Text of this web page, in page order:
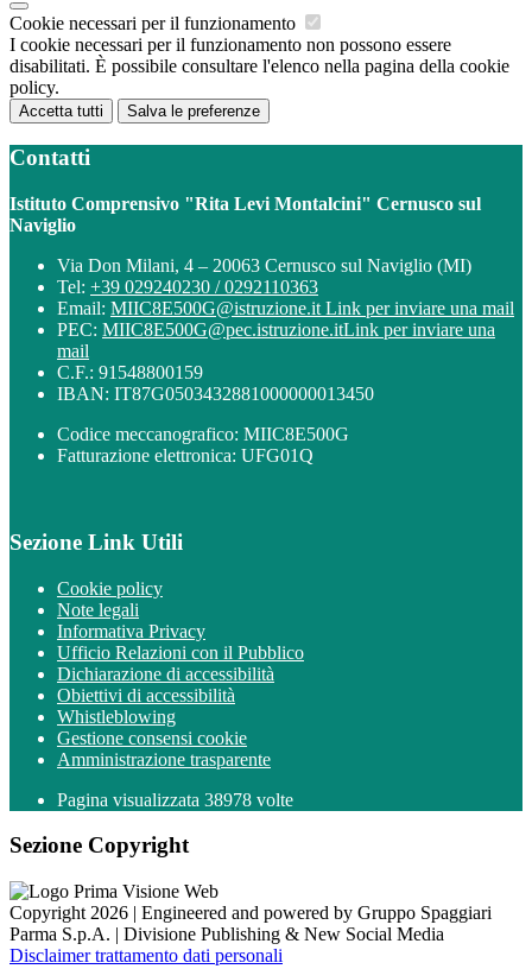
Cookie necessari per il funzionamento
I cookie necessari per il funzionamento non possono essere
disabilitati. È possibile consultare l'elenco nella pagina della cookie
policy.
Accetta tutti Salva le preferenze
Contatti
Istituto Comprensivo "Rita Levi Montalcini" Cernusco sul
Naviglio
Via Don Milani, 4 – 20063 Cernusco sul Naviglio (MI)
Tel: +39 029240230 / 0292110363
Email: MIIC8E500G@istruzione.it Link per inviare una mail
PEC: MIIC8E500G@pec.istruzione.itLink per inviare una
mail
C.F.: 91548800159
IBAN: IT87G0503432881000000013450
Codice meccanografico: MIIC8E500G
Fatturazione elettronica: UFG01Q
Sezione Link Utili
Cookie policy
Note legali
Informativa Privacy
Ufficio Relazioni con il Pubblico
Dichiarazione di accessibilità
Obiettivi di accessibilità
Whistleblowing
Gestione consensi cookie
Amministrazione trasparente
Pagina visualizzata 38978 volte
Sezione Copyright
Copyright 2026 | Engineered and powered by Gruppo Spaggiari
Parma S.p.A. | Divisione Publishing & New Social Media
Disclaimer trattamento dati personali